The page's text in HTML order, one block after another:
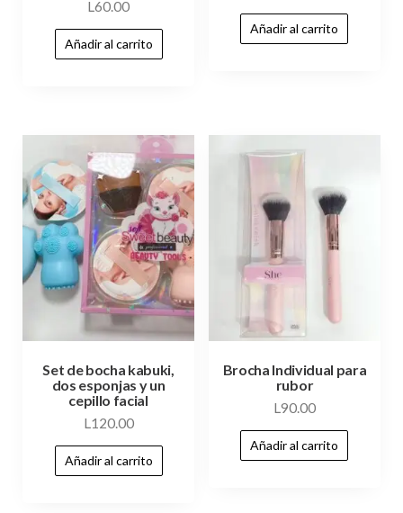
L60.00
Añadir al carrito
Añadir al carrito
Set de bocha kabuki,
dos esponjas y un
cepillo facial
L120.00
Añadir al carrito
Brocha Individual para
rubor
L90.00
Añadir al carrito